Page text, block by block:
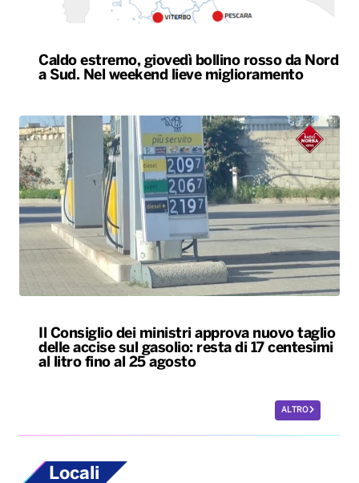
Caldo estremo, giovedì bollino rosso da Nord
a Sud. Nel weekend lieve miglioramento
Il Consiglio dei ministri approva nuovo taglio
delle accise sul gasolio: resta di 17 centesimi
al litro fino al 25 agosto
ALTRO
Locali